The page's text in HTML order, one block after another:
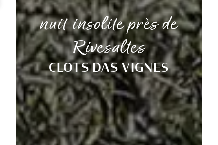
nuit insolite près de
Rivesaltes
CLOTS DAS VIGNES